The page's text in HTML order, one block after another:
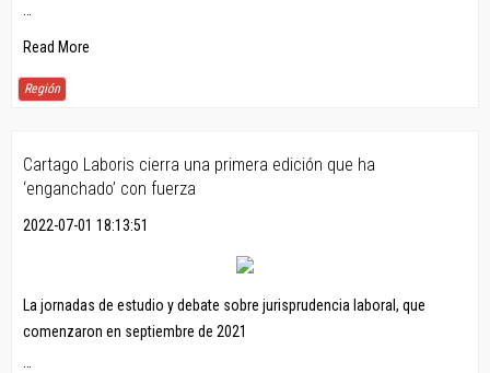
…
Read More
Región
Cartago Laboris cierra una primera edición que ha
‘enganchado’ con fuerza
2022-07-01 18:13:51
La jornadas de estudio y debate sobre jurisprudencia laboral, que
comenzaron en septiembre de 2021
…